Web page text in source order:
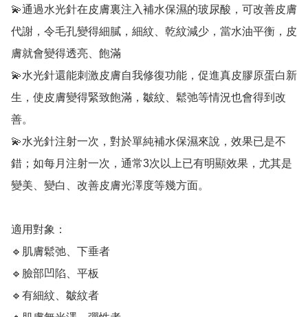
💫通過水光針在皮膚裏注入補水保濕的玻尿酸，可改善皮膚
代謝，令毛孔變得細膩，細紋、乾紋減少，當水油平衡，皮
膚就會變得透亮、飽滿
💫水光針還能刺激皮膚自我修復功能，促進真皮膠原蛋白新
生，使皮膚變得緊致飽滿，皺紋、鬆弛等情況也會得到改
善。
💫水光針注射一次，對於單純補水保濕來說，效果已是不
錯；如每月注射一次，通常3次以上已有明顯效果，尤其是
變美、變白、改善皮膚光澤度等幾方面。
適用對象：
🔹肌膚鬆弛、下垂者
🔹臉部凹陷、平板
🔹有細紋、皺紋者